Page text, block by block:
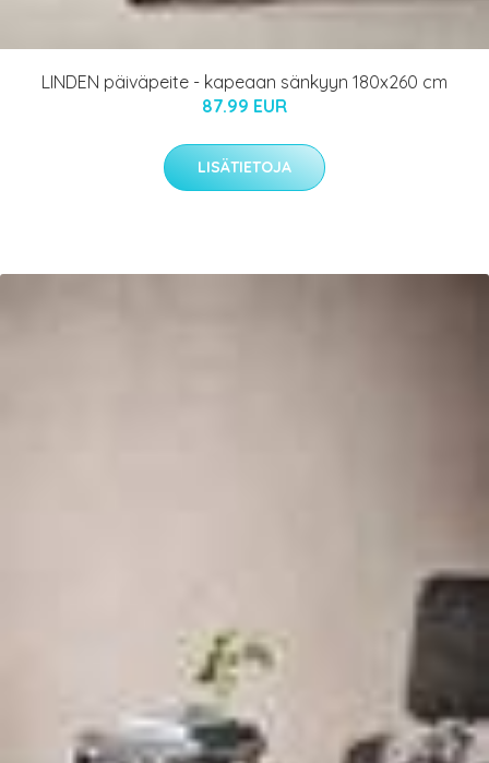
LINDEN päiväpeite - kapeaan sänkyyn 180x260 cm
87.99 EUR
LISÄTIETOJA